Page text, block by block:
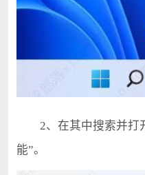
2、在其中搜索并打
能”。